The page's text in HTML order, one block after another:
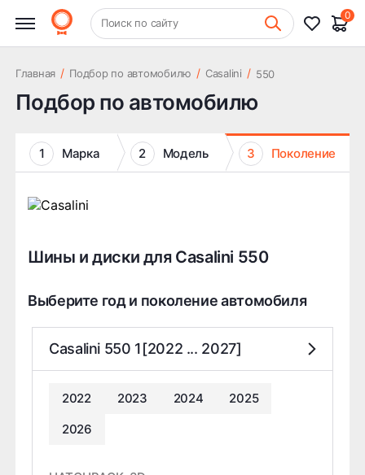
+7 (831) 261-35-35 Шиномонтаж
Поиск по сайту
0
Главная / Подбор по автомобилю / Casalini / 550
Подбор по автомобилю
1 Марка 2 Модель 3 Поколение
Шины и диски для Casalini 550
Выберите год и поколение автомобиля
Casalini 550 1[2022 ... 2027]
2022 2023 2024
2025
2026